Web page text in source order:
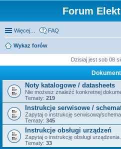
Forum
Więcej… FAQ
Wykaz forów
Dzisiaj jest sob 08
Noty katalogowe / datasheets
Nie możesz znaleźć konkretnej
Tematy: 219
Instrukcje serwisowe /
Zapytaj o instrukcję serwisową/
Tematy: 345
Instrukcje obsługi urządzeń
Zapytaj o instrukcję obsługi urządzenia.
Tematy: 33